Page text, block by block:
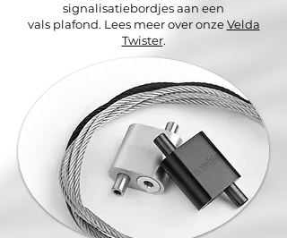
signalisatiebordjes aan een
vals plafond. Lees meer over onzeVelda
Twister.